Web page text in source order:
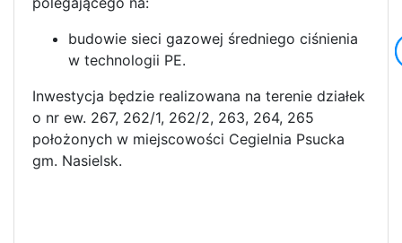
budowie sieci gazowej średniego ciśnienia
w technologii PE.
Inwestycja będzie realizowana na terenie działek
o nr ew. 267, 262/1, 262/2, 263, 264, 265
położonych w miejscowości Cegielnia Psucka
gm. Nasielsk.